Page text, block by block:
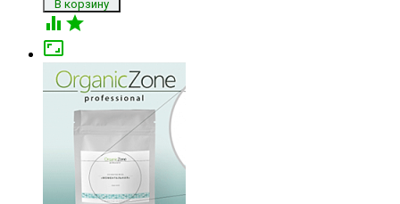
 
